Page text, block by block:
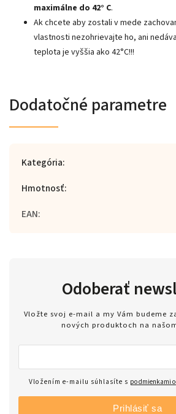
maximálne do 42° C.
Ak chcete aby zostali v mede
vlastnosti nezohrievajte ho, ani
teplota je vyššia ako 42°C!!!
Dodatočné parametre
Kategória:
Hmotnosť:
EAN:
Odoberať
Vložte svoj e-mail a my Vám budeme
nových produktoch na
Vložením e-mailu súhlasíte s podmienkami
Prihlásiť sa